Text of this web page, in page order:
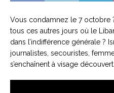
Vous condamnez le 7 octobre
tous ces autres jours où le
dans l’indifférence générale ?
journalistes, secouristes,
s’enchaînent à visage découvert.